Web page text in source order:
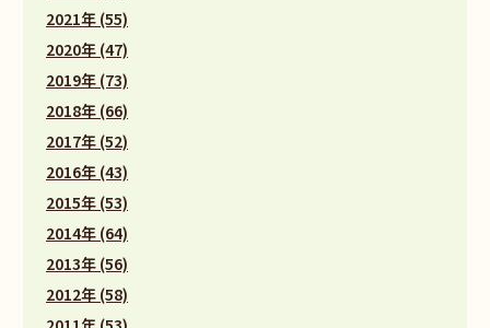
2021年 (55)
2020年 (47)
2019年 (73)
2018年 (66)
2017年 (52)
2016年 (43)
2015年 (53)
2014年 (64)
2013年 (56)
2012年 (58)